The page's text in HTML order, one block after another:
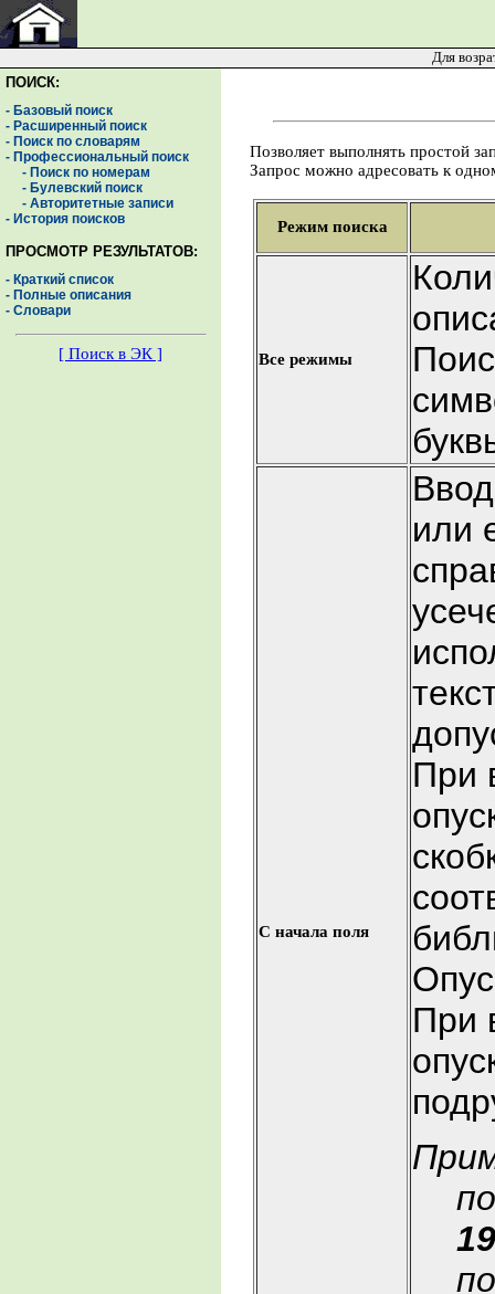
Для
ПОИСК:
- Базовый поиск
- Расширенный поиск
- Поиск по словарям
- Профессиональный поиск
- Поиск по номерам
- Булевский поиск
- Авторитетные записи
- История поисков
ПРОСМОТР РЕЗУЛЬТАТОВ:
- Краткий список
- Полные описания
- Словари
[ Поиск в ЭК ]
Позволяет выполнять простой
Запрос можно адресовать к
Режим поиска
Все режимы
С начала поля
или
При
При